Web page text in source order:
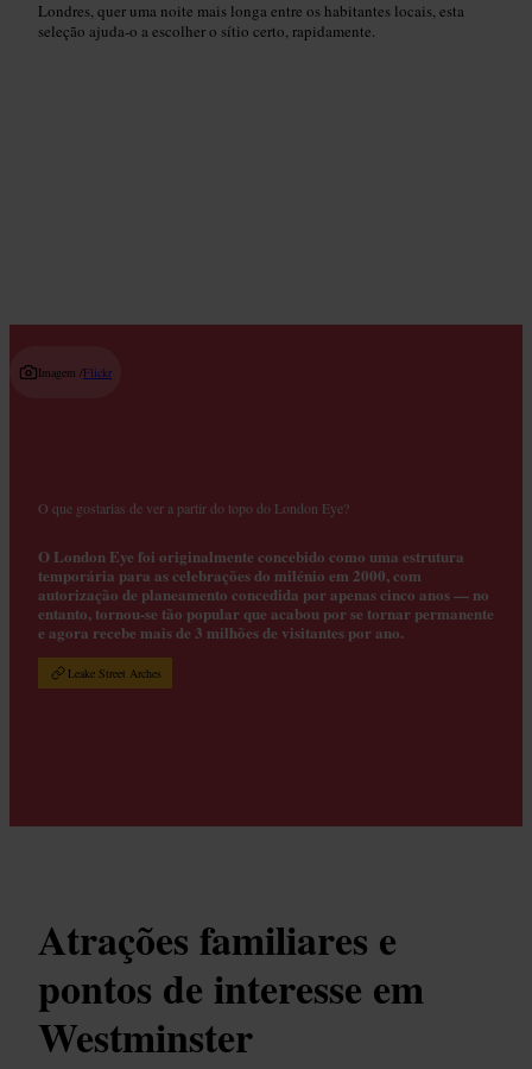
Londres, quer uma noite mais longa entre os habitantes locais, esta
seleção ajuda-o a escolher o sítio certo, rapidamente.
Imagem /Flickr
O que gostarias de ver a partir do topo do London Eye?
O London Eye foi originalmente concebido como uma estrutura
temporária para as celebrações do milénio em 2000, com
autorização de planeamento concedida por apenas cinco anos — no
entanto, tornou-se tão popular que acabou por se tornar permanente
e agora recebe mais de 3 milhões de visitantes por ano.
Leake Street Arches
Atrações familiares e
pontos de interesse em
Westminster